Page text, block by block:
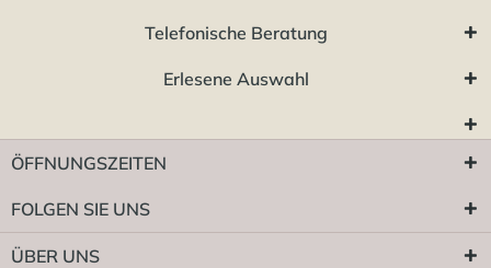
Telefonische Beratung
Erlesene Auswahl
ÖFFNUNGSZEITEN
FOLGEN SIE UNS
ÜBER UNS